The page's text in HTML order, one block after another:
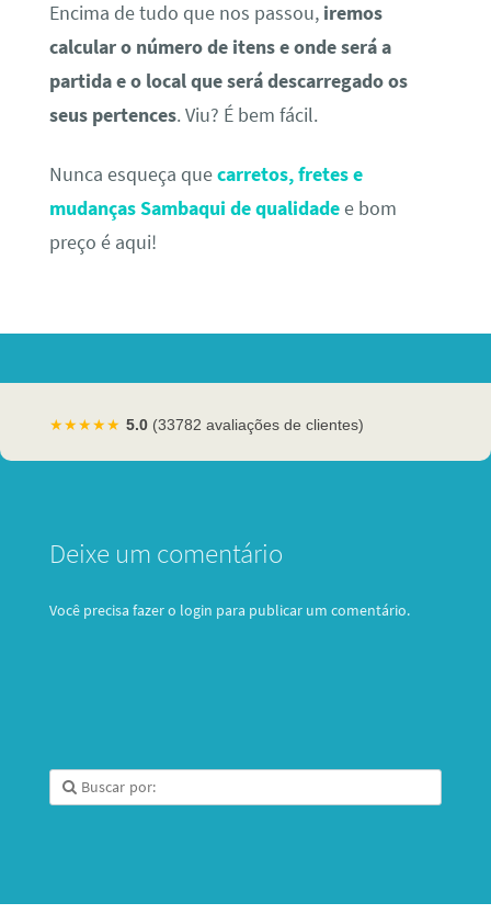
Encima de tudo que nos passou, iremos
calcular o número de itens e onde será a
partida e o local que será descarregado os
seus pertences. Viu? É bem fácil.
Nunca esqueça quecarretos, fretes e
mudanças Sambaqui de qualidadee bom
preço é aqui!
★★★★★ 5.0 (33782 avaliações de clientes)
Deixe um comentário
Você precisa fazer o login para publicar um comentário.